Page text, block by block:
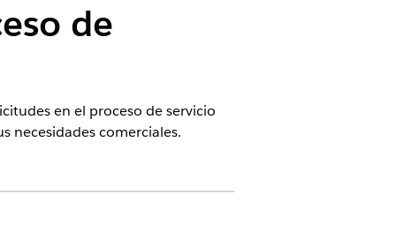
de
en el proceso de servicio
necesidades comerciales.